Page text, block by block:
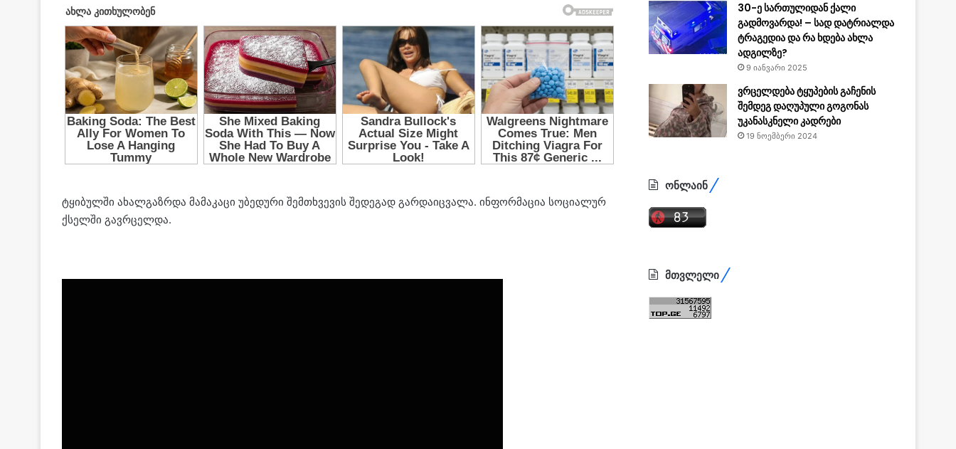
ტყიბულში ახალგაზრდა მამაკაცი უბედური შემთხვევის შედეგად გარდაიცვალა. ინფორმაცია სოციალურ
ქსელში გავრცელდა.
30-ე სართულიდან ქალი
გადმოვარდა! – სად დატრიალდა
ტრაგედია და რა ხდება ახლა
ადგილზე?
9 იანვარი 2025
ვრცელდება ტყუპების გაჩენის
შემდეგ დაღუპული გოგონას
უკანასკნელი კადრები
19 ნოემბერი 2024
ონლაინ
მთვლელი